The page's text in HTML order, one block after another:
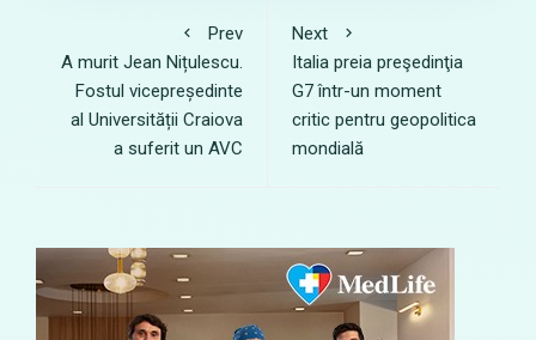
Prev
A murit Jean Nițulescu.
Fostul vicepreședinte
al Universității Craiova
a suferit un AVC
Next
Italia preia preşedinţia
G7 într-un moment
critic pentru geopolitica
mondială